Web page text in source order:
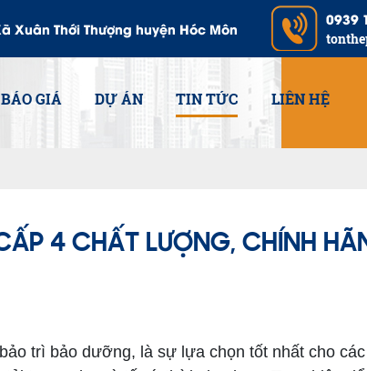
Xuân Thới Thượng huyện Hóc Môn 0939
BÁO GIÁ DỰ ÁN TIN TỨC LIÊN HỆ
4 CHẤT LƯỢNG, CHÍNH
trì bảo dưỡng, là sự lựa chọn tốt nhất cho